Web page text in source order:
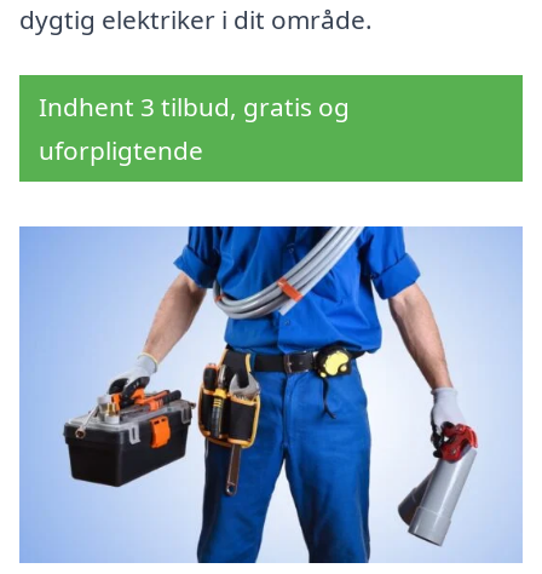
dygtig elektriker i dit område.
Indhent 3 tilbud, gratis og
uforpligtende